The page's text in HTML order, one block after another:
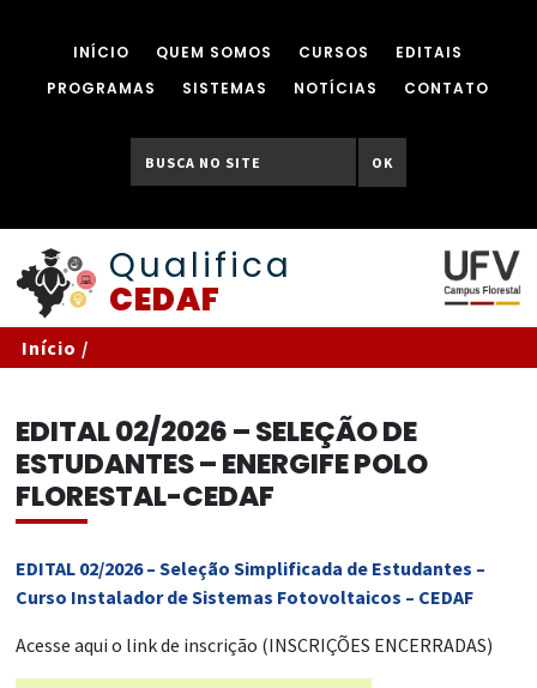
INÍCIO QUEM SOMOS CURSOS
EDITAIS
PROGRAMAS
SISTEMAS NOTÍCIAS CONTATO
OK
Qualifica
CEDAF
Início /
EDITAL 02/2026 – SELEÇÃO DE
ESTUDANTES – ENERGIFE POLO
FLORESTAL-CEDAF
EDITAL 02/2026 – Seleção Simplificada de Estudantes –
Curso Instalador de Sistemas Fotovoltaicos – CEDAF
Acesse aqui o link de inscrição (INSCRIÇÕES ENCERRADAS)